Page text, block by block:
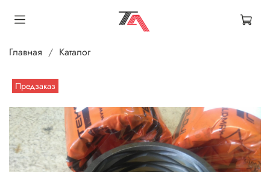
Главная Каталог
Предзаказ